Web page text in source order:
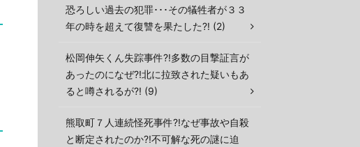
恐ろしい過去の犯罪･･･その犠牲者が３３
年の時を超えて復讐を果たした?! (2)
松岡伸矢くん失踪事件?!多数の目撃証言が
あったのになぜ?!北に拉致された疑いもあ
ると噂されるが?! (9)
熊取町７人連続怪死事件?!なぜ事故や自殺
と断定されたのか?!不可解な死の謎に迫